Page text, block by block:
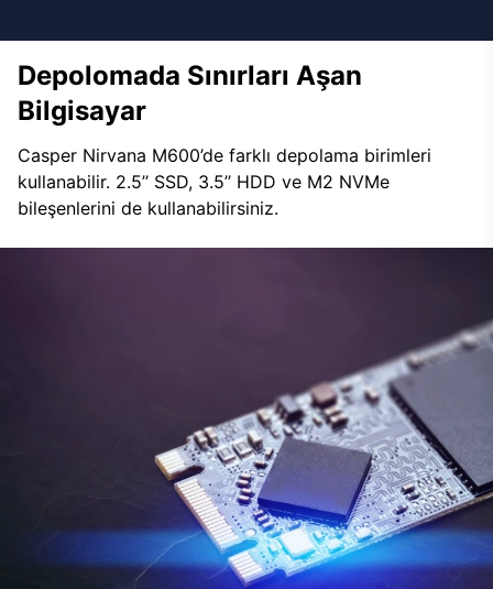
Depolomada Sınırları Aşan
Bilgisayar
Casper Nirvana M600’de farklı depolama birimleri
kullanabilir. 2.5’’ SSD, 3.5’’ HDD ve M2 NVMe
bileşenlerini de kullanabilirsiniz.